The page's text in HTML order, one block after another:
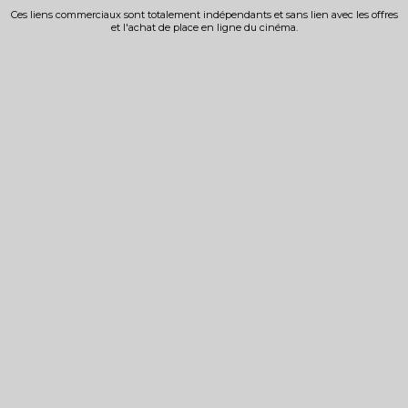
Ces liens commerciaux sont totalement indépendants et sans lien avec les offres
et l'achat de place en ligne du cinéma.